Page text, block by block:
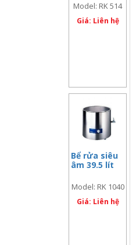
Model: RK 514
Giá: Liên hệ
Bể rửa siêu
âm 39.5 lít
Model: RK 1040
Giá: Liên hệ